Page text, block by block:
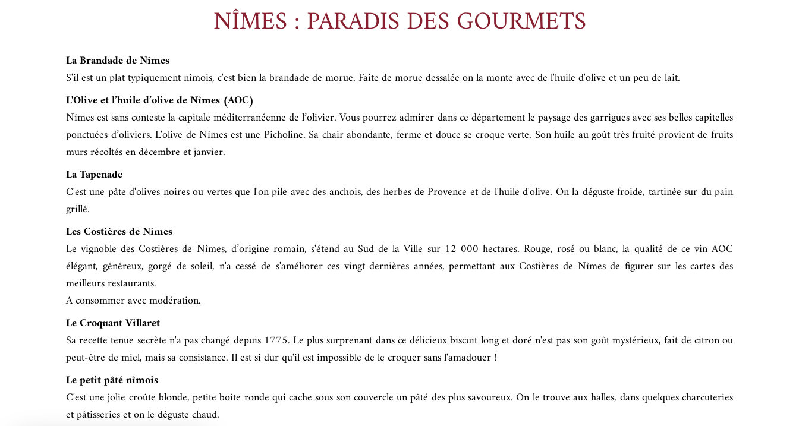
NÎMES : PARADIS DES GOURMETS
La Brandade de Nîmes
S'il est un plat typiquement nîmois, c'est bien la brandade de morue. Faite de morue dessalée on la monte avec de l'huile d'olive et un peu de lait.
L'Olive et l’huile d’olive de Nîmes (AOC)
Nîmes est sans conteste la capitale méditerranéenne de l’olivier. Vous pourrez admirer dans ce département le paysage des garrigues avec ses belles capitelles
ponctuées d’oliviers. L'olive de Nîmes est une Picholine. Sa chair abondante, ferme et douce se croque verte. Son huile au goût très fruité provient de fruits
murs récoltés en décembre et janvier.
La Tapenade
C'est une pâte d'olives noires ou vertes que l'on pile avec des anchois, des herbes de Provence et de l'huile d'olive. On la déguste froide, tartinée sur du pain
grillé.
Les Costières de Nîmes
Le vignoble des Costières de Nîmes, d’origine romain, s'étend au Sud de la Ville sur 12 000 hectares. Rouge, rosé ou blanc, la qualité de ce vin AOC
élégant, généreux, gorgé de soleil, n'a cessé de s'améliorer ces vingt dernières années, permettant aux Costières de Nîmes de figurer sur les cartes des
meilleurs restaurants.
A consommer avec modération.
Le Croquant Villaret
Sa recette tenue secrète n'a pas changé depuis 1775. Le plus surprenant dans ce délicieux biscuit long et doré n'est pas son goût mystérieux, fait de citron ou
peut-être de miel, mais sa consistance. Il est si dur qu'il est impossible de le croquer sans l'amadouer !
Le petit pâté nîmois
C'est une jolie croûte blonde, petite boîte ronde qui cache sous son couvercle un pâté des plus savoureux. On le trouve aux halles, dans quelques charcuteries
et pâtisseries et on le déguste chaud.